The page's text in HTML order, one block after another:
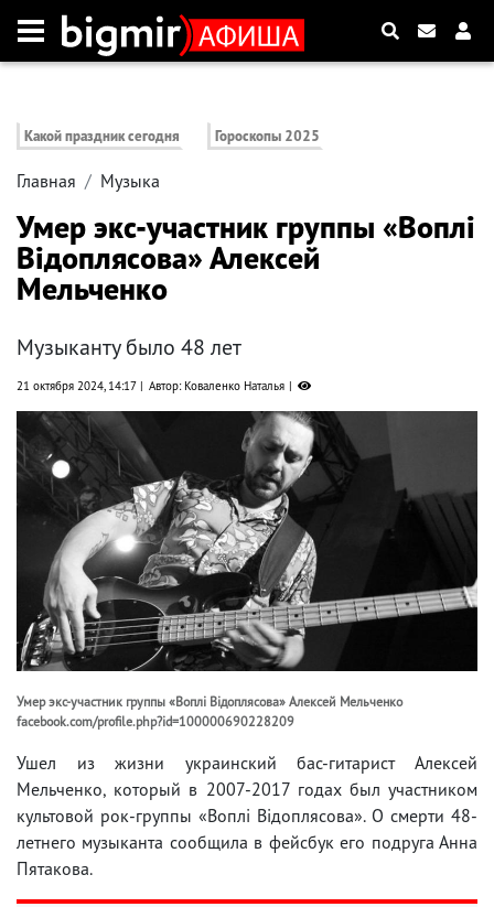
Какой праздник сегодня Гороскопы 2025
Главная Музыка
Умер экс-участник группы «Воплі
Відоплясова» Алексей
Мельченко
Музыканту было 48 лет
21 октября 2024, 14:17 Автор: Коваленко Наталья
Умер экс-участник группы «Воплі Відоплясова» Алексей Мельченко
facebook.com/profile.php?id=100000690228209
Ушел из жизни украинский бас-гитарист Алексей
Мельченко, который в 2007-2017 годах был участником
культовой рок-группы «Воплі Відоплясова». О смерти 48-
летнего музыканта сообщила в фейсбук его подруга Анна
Пятакова.